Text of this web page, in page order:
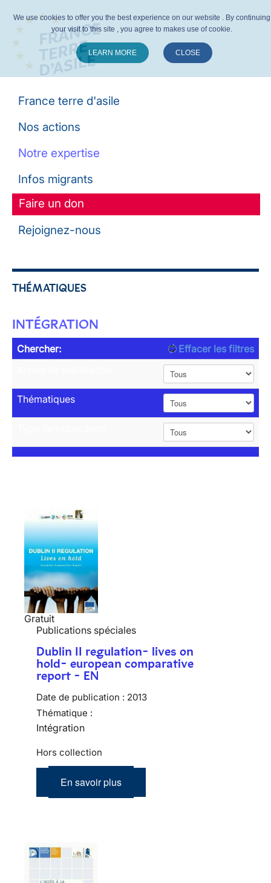
France terre d'asile
Nos actions
Notre expertise
Infos migrants
Faire un don
Rejoignez-nous
THÉMATIQUES
INTÉGRATION
Chercher:
Effacer les filtres
Thématiques
Gratuit
Publications spéciales
Dublin II regulation- lives on
hold- european comparative
report - EN
Date de publication : 2013
Thématique :
Intégration
Hors collection
En savoir plus
We use cookies to offer you the best experience on our website . By continuing
your visit to this site , you agree to makes use of cookie.
LEARN MORE CLOSE